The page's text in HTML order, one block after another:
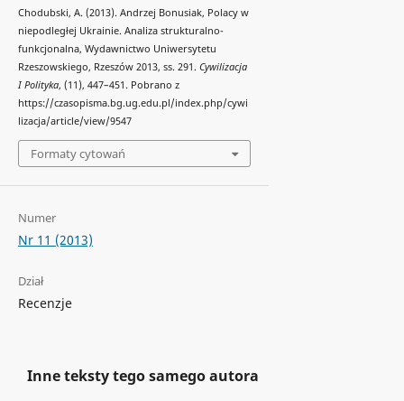
Chodubski, A. (2013). Andrzej Bonusiak, Polacy w
niepodległej Ukrainie. Analiza strukturalno-
funkcjonalna, Wydawnictwo Uniwersytetu
Rzeszowskiego, Rzeszów 2013, ss. 291. Cywilizacja
I Polityka, (11), 447–451. Pobrano z
https://czasopisma.bg.ug.edu.pl/index.php/cywi
lizacja/article/view/9547
Formaty cytowań
Numer
Nr 11 (2013)
Dział
Recenzje
Inne teksty tego samego autora